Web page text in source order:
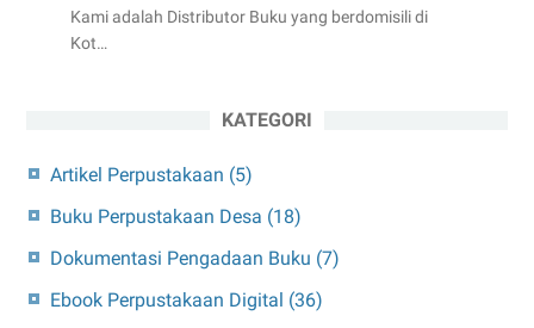
Kami adalah Distributor Buku yang berdomisili di
Kot…
KATEGORI
Artikel Perpustakaan (5)
Buku Perpustakaan Desa (18)
Dokumentasi Pengadaan Buku (7)
Ebook Perpustakaan Digital (36)